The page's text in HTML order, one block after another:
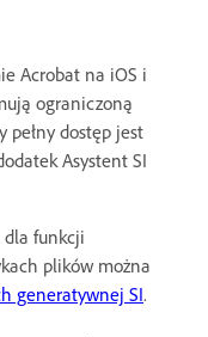
Acrobat na iOS i
ograniczoną
pełny dostęp jest
Asystent SI
dla funkcji
plików można
generatywnej SI.